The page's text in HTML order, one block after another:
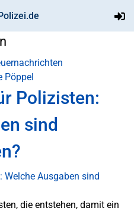
Pöppel
Polizisten:
sind
die entstehen, damit ein